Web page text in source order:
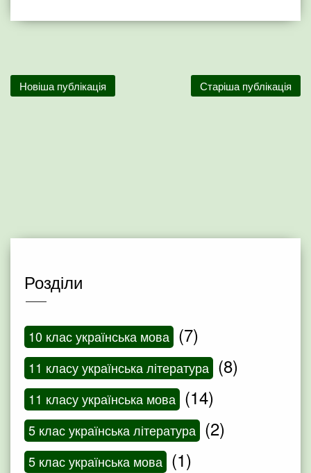
Новіша публікація Старіша публікація
Розділи
10 клас українська мова (7)
11 класу українська література (8)
11 класу українська мова (14)
5 клас українська література (2)
5 клас українська мова (1)